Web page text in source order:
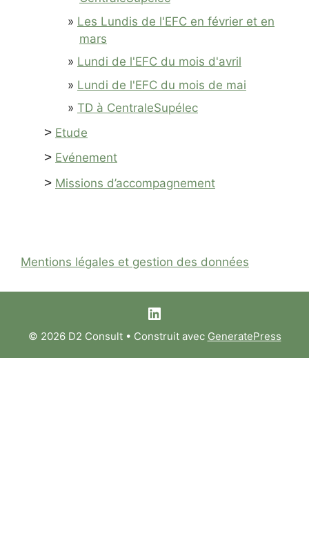
Les Lundis de l'EFC en février et en
mars
Lundi de l'EFC du mois d'avril
Lundi de l'EFC du mois de mai
TD à CentraleSupélec
> Etude
> Evénement
> Missions d’accompagnement
Mentions légales et gestion des données
LinkedIn
© 2026 D2 Consult• Construit avec GeneratePress